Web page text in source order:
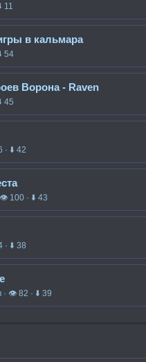
11
в кальмара
54
Ворона - Raven
45
· ⬇ 42
👁 100 · ⬇ 43
· ⬇ 38
· 👁 82 · ⬇ 39